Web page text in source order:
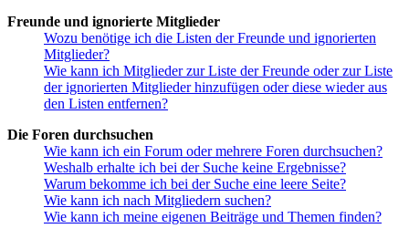
Freunde und ignorierte Mitglieder
Wozu benötige ich die Listen der Freunde und ignorierten
Mitglieder?
Wie kann ich Mitglieder zur Liste der Freunde oder zur Liste
der ignorierten Mitglieder hinzufügen oder diese wieder aus
den Listen entfernen?
Die Foren durchsuchen
Wie kann ich ein Forum oder mehrere Foren durchsuchen?
Weshalb erhalte ich bei der Suche keine Ergebnisse?
Warum bekomme ich bei der Suche eine leere Seite?
Wie kann ich nach Mitgliedern suchen?
Wie kann ich meine eigenen Beiträge und Themen finden?